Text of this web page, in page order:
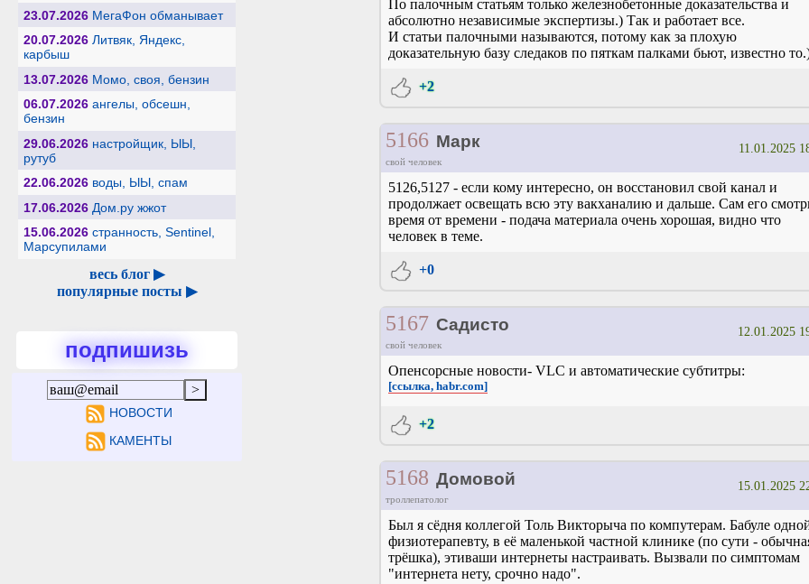
23.07.2026 МегаФон обманывает
20.07.2026 Литвяк, Яндекс,
карбыш
13.07.2026 Момо, своя, бензин
06.07.2026 ангелы, обсешн,
бензин
29.06.2026 настройщик, ЫЫ,
рутуб
22.06.2026 воды, ЫЫ, спам
17.06.2026 Дом.ру жжот
15.06.2026 странность, Sentinel,
Марсупилами
весь блог ▶
популярные посты ▶
подпишизь
НОВОСТИ
КАМЕНТЫ
По палочным статьям только железнобетонные доказательства и
абсолютно независимые экспертизы.) Так и работает все.
И статьи палочными называются, потому как за плохую
доказательную базу следаков по пяткам палками бьют, известно
+2
5166 Марк
свой человек
11.01.2025
5126,5127 - если кому интересно, он восстановил свой канал и
продолжает освещать всю эту вакханалию и дальше. Сам его
время от времени - подача материала очень хорошая, видно что
человек в теме.
+0
5167 Садисто
свой человек
12.01.2025
Опенсорсные новости- VLC и автоматические субтитры:
[ссылка, habr.com]
+2
5168 Домовой
троллепатолог
15.01.2025
Был я сёдня коллегой Толь Викторыча по компутерам. Бабуле
физиотерапевту, в её маленькой частной клинике (по сути -
трёшка), этиваши интернеты настраивать. Вызвали по симптомам
"интернета нету, срочно надо".